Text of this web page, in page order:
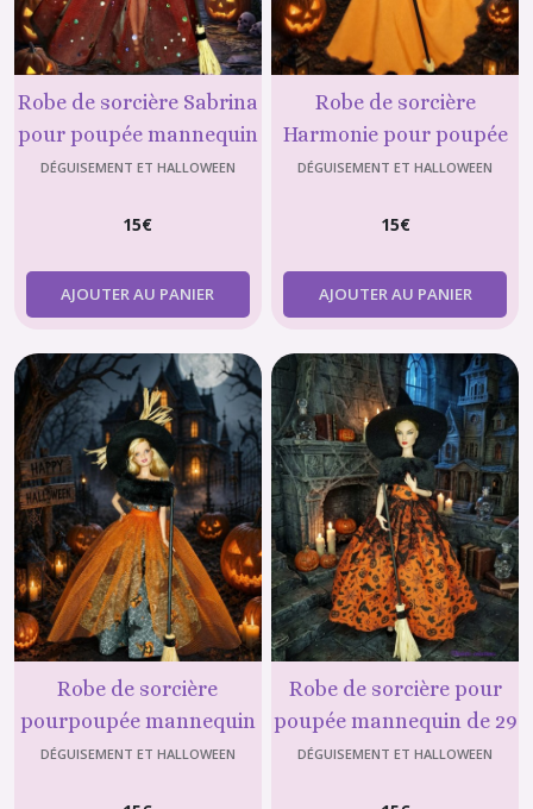
Robe de sorcière Sabrina
pour poupée mannequin
de 29 cm (type Barbie)
DÉGUISEMENT ET HALLOWEEN
15€
AJOUTER AU PANIER
Robe de sorcière
Harmonie pour poupée
mannequin de 29 cm
DÉGUISEMENT ET HALLOWEEN
15€
AJOUTER AU PANIER
Robe de sorcière
pourpoupée mannequin
de 29 cm (type Barbie) 2
DÉGUISEMENT ET HALLOWEEN
Robe de sorcière pour
poupée mannequin de 29
cm (type Barbie) ,
DÉGUISEMENT ET HALLOWEEN
Salopette
(3)
Pyjama,nuisette
(12)
(26)
(3)
Béret
(1)
Afficher
les
résultats